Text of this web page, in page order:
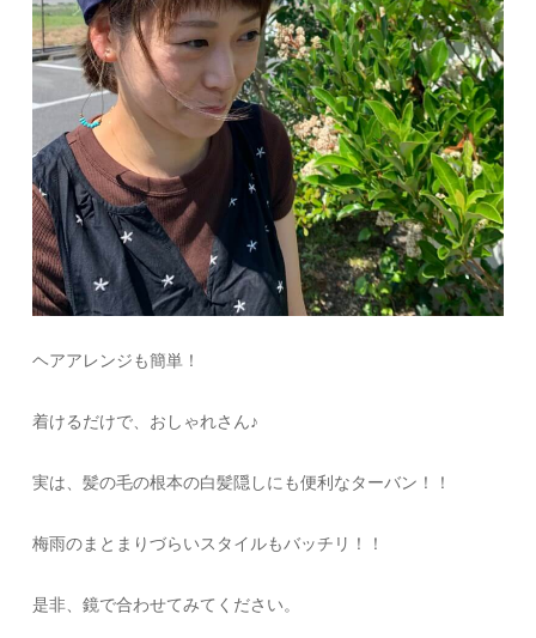
ヘアアレンジも簡単！
着けるだけで、おしゃれさん♪
実は、髪の毛の根本の白髪隠しにも便利なターバン！！
梅雨のまとまりづらいスタイルもバッチリ！！
是非、鏡で合わせてみてください。